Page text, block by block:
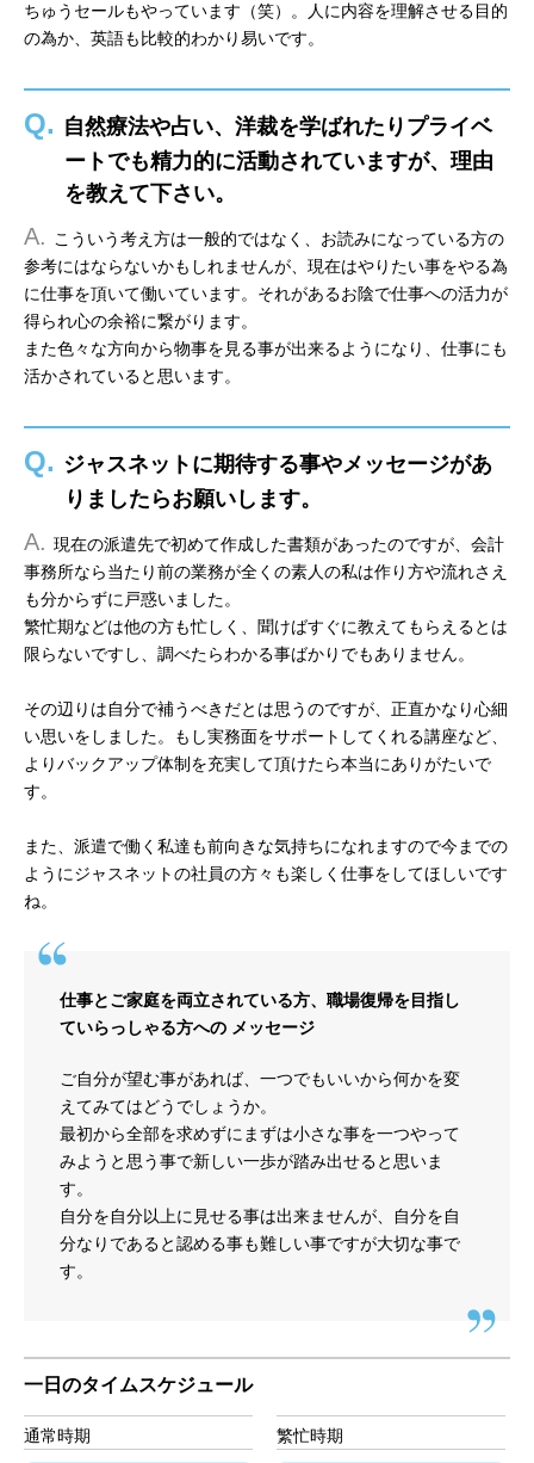
ちゅうセールもやっています（笑）。人に内容を理解させる目的
の為か、英語も比較的わかり易いです。
Q. 自然療法や占い、洋裁を学ばれたりプライベ
ートでも精力的に活動されていますが、理由
を教えて下さい。
A.
こういう考え方は一般的ではなく、お読みになっている方の
参考にはならないかもしれませんが、現在はやりたい事をやる為
に仕事を頂いて働いています。それがあるお陰で仕事への活力が
得られ心の余裕に繋がります。
また色々な方向から物事を見る事が出来るようになり、仕事にも
活かされていると思います。
Q. ジャスネットに期待する事やメッセージがあ
りましたらお願いします。
A. 現在の派遣先で初めて作成した書類があったのですが、会計
事務所なら当たり前の業務が全くの素人の私は作り方や流れさえ
も分からずに戸惑いました。
繁忙期などは他の方も忙しく、聞けばすぐに教えてもらえるとは
限らないですし、調べたらわかる事ばかりでもありません。
その辺りは自分で補うべきだとは思うのですが、正直かなり心細
い思いをしました。もし実務面をサポートしてくれる講座など、
よりバックアップ体制を充実して頂けたら本当にありがたいで
す。
また、派遣で働く私達も前向きな気持ちになれますので今までの
ようにジャスネットの社員の方々も楽しく仕事をしてほしいです
ね。
仕事とご家庭を両立されている方、職場復帰を目指し
ていらっしゃる方への メッセージ
ご自分が望む事があれば、一つでもいいから何かを変
えてみてはどうでしょうか。
最初から全部を求めずにまずは小さな事を一つやって
みようと思う事で新しい一歩が踏み出せると思いま
す。
自分を自分以上に見せる事は出来ませんが、自分を自
分なりであると認める事も難しい事ですが大切な事で
す。
一日のタイムスケジュール
通常時期
繁忙時期